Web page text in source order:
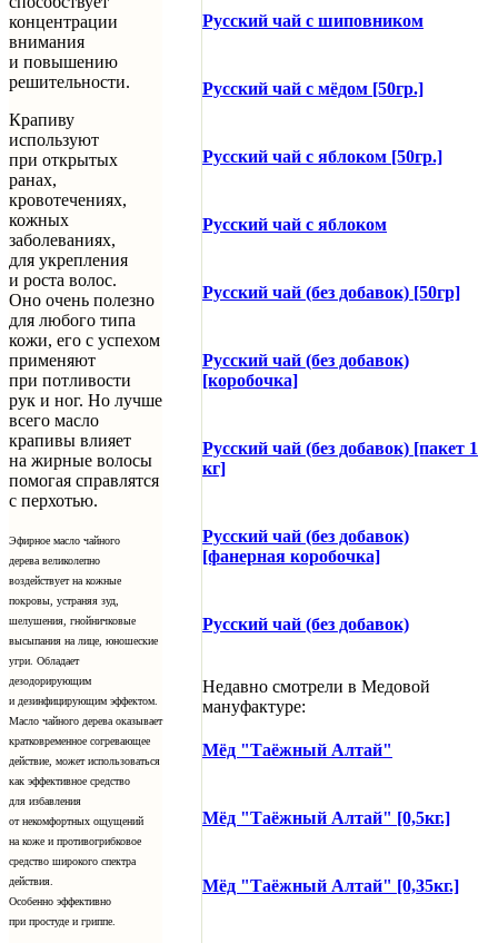
концентрации
внимания
и повышению
решительности.
Крапиву
используют
при открытых
ранах,
кровотечениях,
кожных
заболеваниях,
для укрепления
и роста волос.
Оно очень полезно
для любого типа
кожи, его с успехом
применяют
при потливости
рук и ног. Но лучше
всего масло
крапивы влияет
на жирные волосы
помогая справлятся
с перхотью.
Эфирное масло чайного
дерева великолепно
воздействует на кожные
покровы, устраняя зуд,
шелушения, гнойничковые
высыпания на лице, юношеские
угри. Обладает
дезодорирующим
и дезинфицирующим эффектом.
Масло чайного дерева оказывает
кратковременное согревающее
действие, может использоваться
как эффективное средство
для избавления
от некомфортных ощущений
на коже и противогрибковое
средство широкого спектра
действия.
Особенно эффективно
при простуде и гриппе.
Русский чай с шиповником
Русский чай с мёдом [50гр.]
Русский чай с яблоком [50гр.]
Русский чай с яблоком
Русский чай (без добавок) [50гр]
Русский чай (без добавок)
[коробочка]
Русский чай (без добавок) [пакет 1
кг]
Русский чай (без добавок)
[фанерная коробочка]
Русский чай (без добавок)
Недавно смотрели в Медовой
мануфактуре:
Мёд "Таёжный Алтай"
Мёд "Таёжный Алтай" [0,5кг.]
Мёд "Таёжный Алтай" [0,35кг.]